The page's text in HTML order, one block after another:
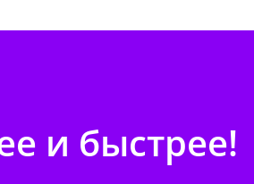
и быстрее!